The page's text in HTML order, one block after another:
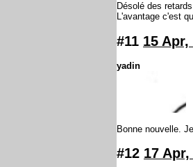
Désolé des
L'avantage c'est
#11 15 Apr,
yadin
Bonne nouvelle.
#12 17